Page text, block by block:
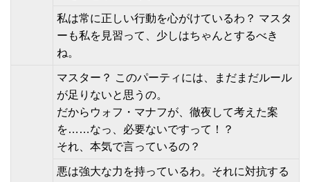
私は常に正しい行動を心がけているわ？ マスタ
ーも私を見習って、少しはちゃんとするべき
ね。
マスター？ このパーティには、まだまだルール
が足りないと思うの。
だからウォフ・マナフが、徹夜して考えた案
を……なっ、必要ないですって！？
それ、本気で言っているの？
悪は強大な力を持っているわ。それに対抗する